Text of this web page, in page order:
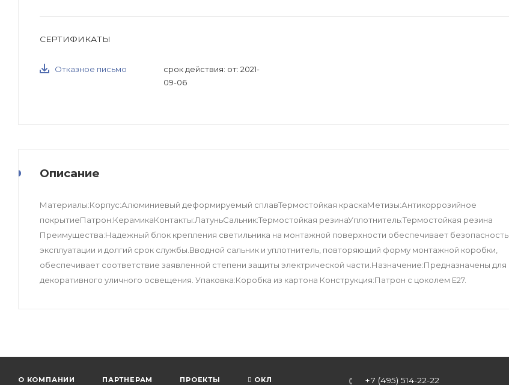
СЕРТИФИКАТЫ
Отказное письмо
срок действия: от: 2021-
09-06
Описание
Материалы:Корпус:Алюминиевый деформируемый сплавТермостойкая краскаМетизы:Антикоррозийное
покрытиеПатрон:КерамикаКонтакты:ЛатуньСальник:Термостойкая резинаУплотнитель:Термостойкая резина
Преимущества:Надежный блок крепления светильника на монтажной поверхности обеспечивает безопасность
эксплуатации и долгий срок службы.Вводной сальник и уплотнитель, повторяющий форму монтажной коробки,
обеспечивает соответствие заявленной степени защиты электрической части.Назначение:Предназначены для
декоративного уличного освещения. Упаковка:Коробка из картона Конструкция:Патрон с цоколем Е27.
О КОМПАНИИ ПАРТНЕРАМ ПРОЕКТЫ ОКЛ +7 (495) 514-22-22